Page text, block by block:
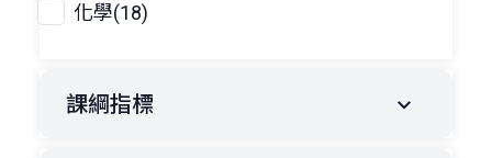
化學(18)
課綱指標